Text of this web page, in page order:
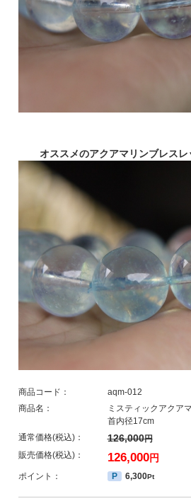
オススメのアクアマリンブレスレ
商品コード：
aqm-012
商品名：
ミスティックアク
首内径17cm
通常価格(税込)：
126,000円
販売価格(税込)： 126,000円
ポイント： P 6,300Pt